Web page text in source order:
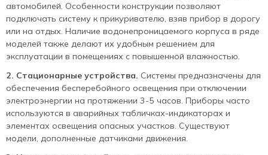
автомобилей. Особенности конструкции позволяют
подключать систему к прикуривателю, взяв прибор в дорогу
или на отдых. Наличие водонепроницаемого корпуса в ряде
моделей также делают их удобным решением для
эксплуатации в помещениях с повышенной влажностью.
2. Стационарные устройства. Системы предназначены для
обеспечения бесперебойного освещения при отключении
электроэнергии на протяжении 3-5 часов. Приборы часто
используются в аварийных табличках-индикаторах и
элементах освещения опасных участков. Существуют
модели, дополненные датчиками движения.